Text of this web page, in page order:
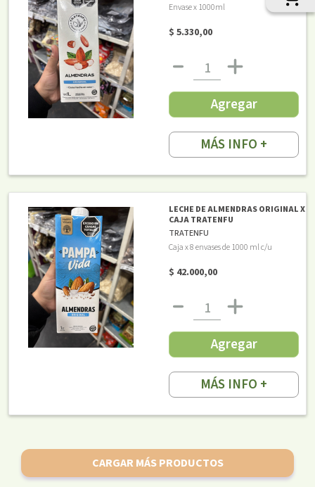
Envase x 1000ml
$ 5.330,00
Agregar
MÁS INFO +
LECHE DE ALMENDRAS ORIGINAL X
CAJA TRATENFU
TRATENFU
Caja x 8 envases de 1000 ml c/u
$ 42.000,00
Agregar
MÁS INFO +
CARGAR MÁS PRODUCTOS